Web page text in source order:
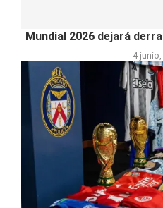
Mundial 2026 dejará
4